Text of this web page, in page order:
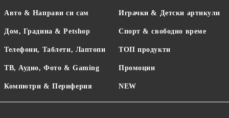
Авто & Направи си сам
Дом, Градина & Petshop
Телефони, Таблети, Лаптопи
ТВ, Аудио, Фото & Gaming
Компютри & Периферия
Играчки & Детски артикули
Спорт & свободно време
ТОП продукти
Промоции
NEW